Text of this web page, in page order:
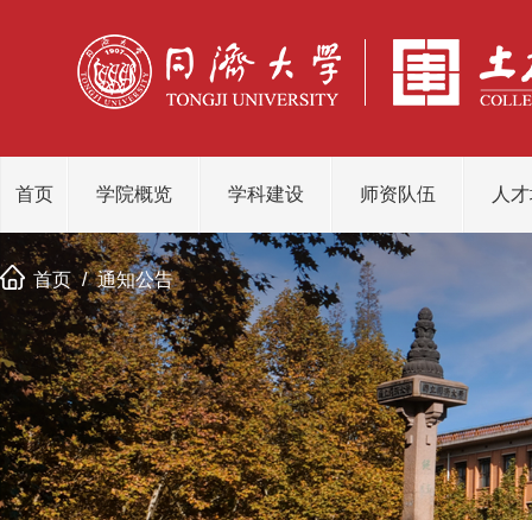
首页 学院概览 学科建设 师资队伍 人
首页 / 通知公告